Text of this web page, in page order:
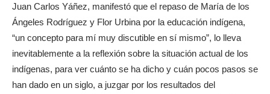
Juan Carlos Yáñez, manifestó que el repaso de María de los
Ángeles Rodríguez y Flor Urbina por la educación indígena,
“un concepto para mí muy discutible en sí mismo”, lo lleva
inevitablemente a la reflexión sobre la situación actual de los
indígenas, para ver cuánto se ha dicho y cuán pocos pasos se
han dado en un siglo, a juzgar por los resultados del